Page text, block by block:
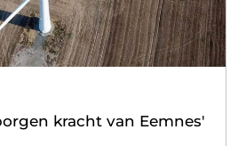
kracht van Eemnes'